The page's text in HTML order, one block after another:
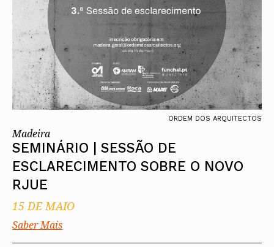
ORDEM DOS ARQUITECTOS
Madeira
SEMINÁRIO | SESSÃO DE
ESCLARECIMENTO SOBRE O NOVO
RJUE
15 DE MAIO
Saber Mais